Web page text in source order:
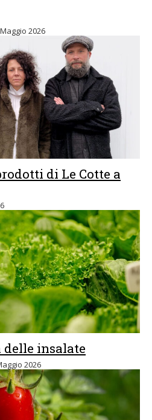
2026
di Le Cotte a
insalate
2026